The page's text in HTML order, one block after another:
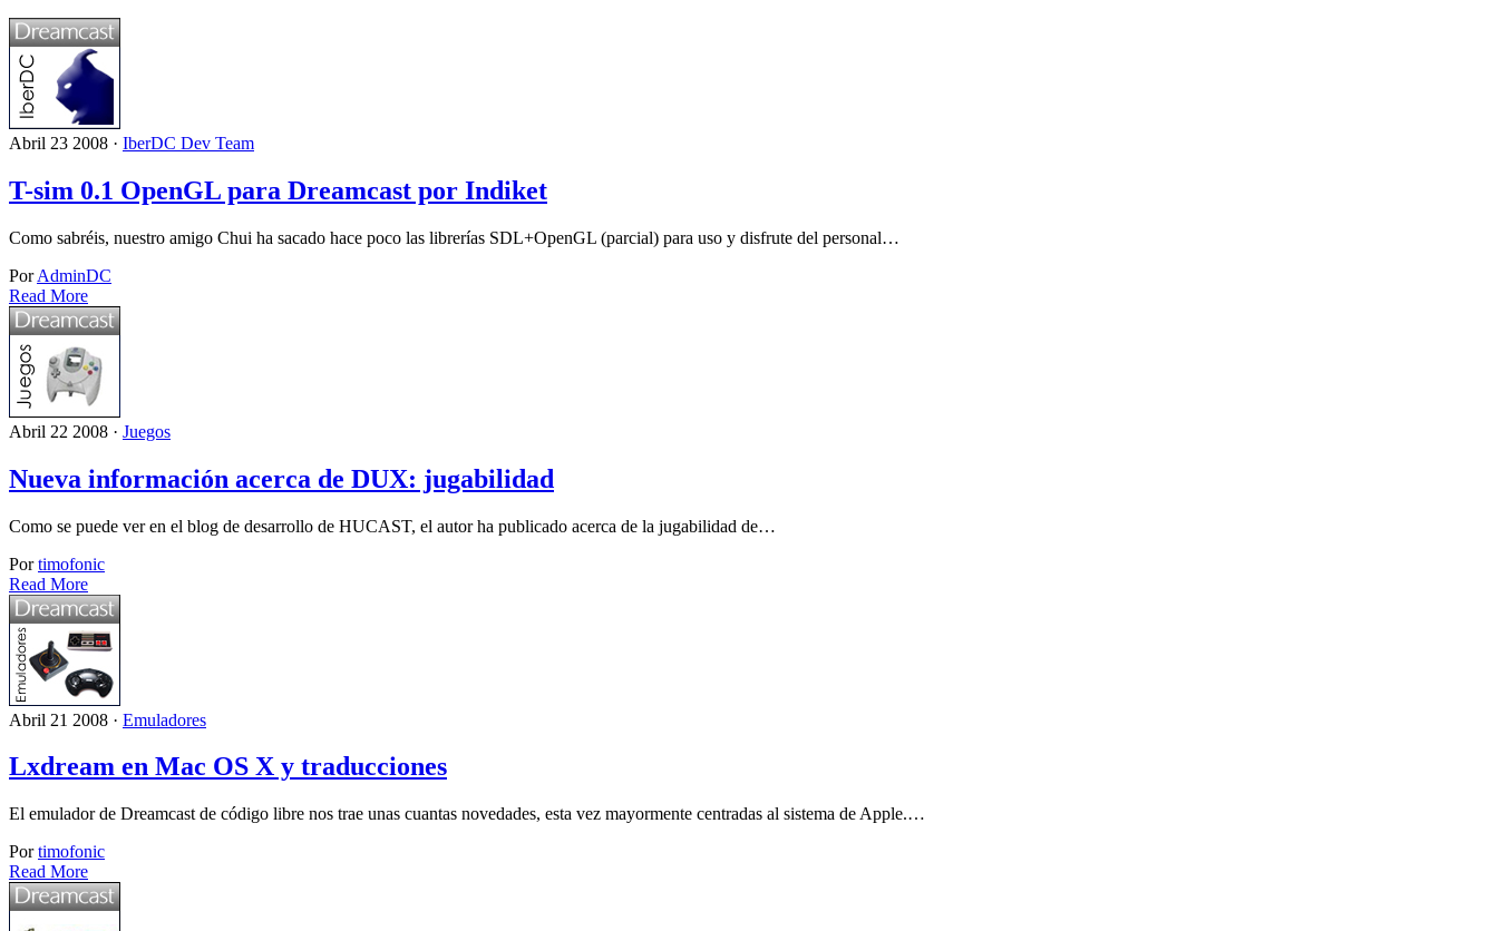
Abril 23 2008 · IberDC Dev Team
T-sim 0.1 OpenGL para Dreamcast por Indiket
Como sabréis, nuestro amigo Chui ha sacado hace poco las librerías SDL+OpenGL (parcial) para uso y disfrute del personal…
PorAdminDC
Read More
Abril 22 2008 · Juegos
Nueva información acerca de DUX: jugabilidad
Como se puede ver en el blog de desarrollo de HUCAST, el autor ha publicado acerca de la jugabilidad de…
Portimofonic
Read More
Abril 21 2008 · Emuladores
Lxdream en Mac OS X y traducciones
El emulador de Dreamcast de código libre nos trae unas cuantas novedades, esta vez mayormente centradas al sistema de Apple.…
Portimofonic
Read More